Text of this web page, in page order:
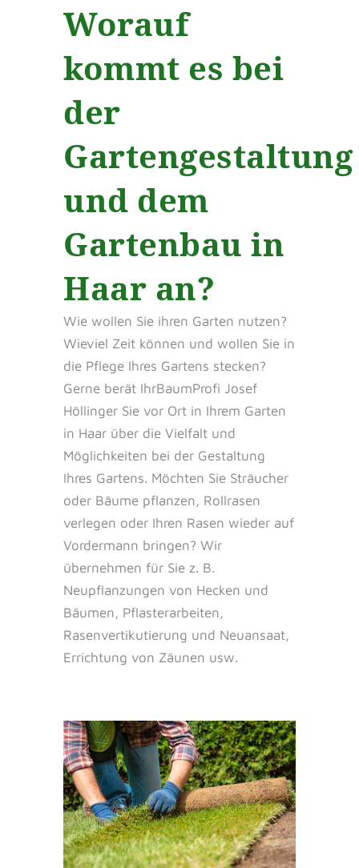
Worauf
kommt es bei
der
Gartengestaltung
und dem
Gartenbau in
Haar an?
Wie wollen Sie ihren Garten nutzen?
Wieviel Zeit können und wollen Sie in
die Pflege Ihres Gartens stecken?
Gerne berät IhrBaumProfi Josef
Höllinger Sie vor Ort in Ihrem Garten
in Haar über die Vielfalt und
Möglichkeiten bei der Gestaltung
Ihres Gartens. Möchten Sie Sträucher
oder Bäume pflanzen, Rollrasen
verlegen oder Ihren Rasen wieder auf
Vordermann bringen? Wir
übernehmen für Sie z. B.
Neupflanzungen von Hecken und
Bäumen, Pflasterarbeiten,
Rasenvertikutierung und Neuansaat,
Errichtung von Zäunen usw.